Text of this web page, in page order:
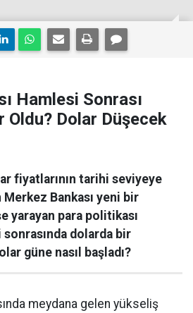
Hamlesi Sonrası
Oldu? Dolar Düşecek
fiyatlarının tarihi seviyeye
Merkez Bankası yeni bir
yarayan para politikası
sonrasında dolarda bir
güne nasıl başladı?
meydana gelen yükseliş